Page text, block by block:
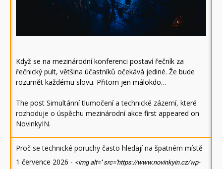
Když se na mezinárodní konferenci postaví řečník za
řečnický pult, většina účastníků očekává jediné. Že bude
rozumět každému slovu. Přitom jen málokdo…
The post Simultánní tlumočení a technické zázemí, které
rozhoduje o úspěchu mezinárodní akce first appeared on
NovinkyIN.
Proč se technické poruchy často hledají na špatném místě
1 července 2026 - <img alt='' src='https://www.novinkyin.cz/wp-